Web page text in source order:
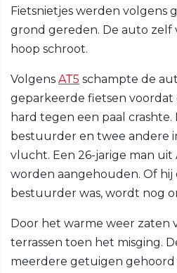
Fietsnietjes werden volgens
grond gereden. De auto zelf
hoop schroot.
Volgens AT5 schampte de
geparkeerde fietsen
hard tegen een paal crashte.
bestuurder en twee andere
vlucht. Een 26-jarige man
worden aangehouden. Of
bestuurder was, wordt nog
Door het warme weer zaten
terrassen toen het misging.
meerdere getuigen